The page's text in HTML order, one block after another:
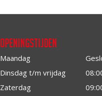
Openingstijden
Maandag
Dinsdag t/m vrijdag
Zaterdag